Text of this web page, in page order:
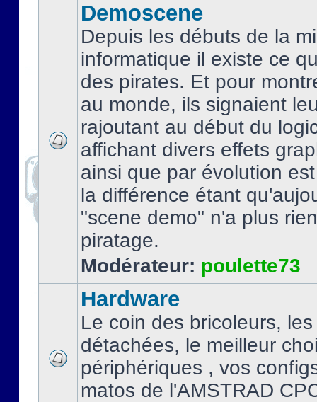
Demoscene
Depuis les débuts de la
informatique il existe ce
des pirates. Et pour
au monde, ils signaient
rajoutant au début du
affichant divers effets
ainsi que par évolution
la différence étant
"scene demo" n'a plus
piratage.
Modérateur: poulette73
Hardware
Le coin des bricoleurs,
détachées, le meilleur
périphériques , vos
matos de l'AMSTRAD